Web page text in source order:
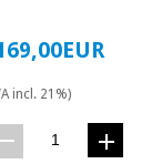
incl. 21%)